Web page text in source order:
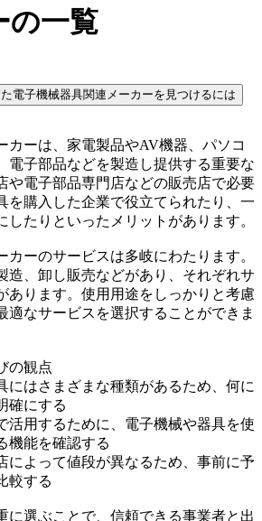
の一覧
電子機械器具関連メーカーを見つけるには
カーは、家電製品やAV機器、パソコ
電子部品などを製造し提供する重要な
や電子部品専門店などの販売店で必要
を購入した企業で役立てられたり、一
したりといったメリットがあります。
カーのサービスは多岐にわたります。
造、卸し販売などがあり、それぞれサ
あります。使用用途をしっかりと考慮
適なサービスを選択することができま
の観点
にはさまざまな種類があるため、何に
確にする
活用するために、電子機械や器具を使
機能を確認する
によって値段が異なるため、事前に予
較する
に選ぶことで、信頼できる事業者と出